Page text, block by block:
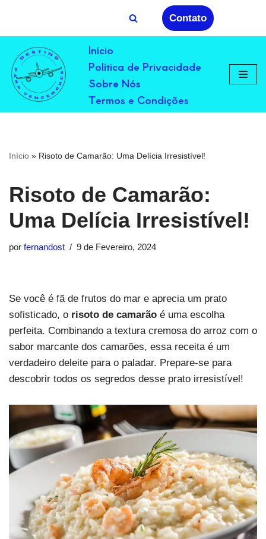
para
o
conteúdo
Contato
Início
Política de Privacidade
Sobre Nós
Termos e Condições
Início » Risoto de Camarão: Uma Delícia Irresistível!
Risoto de Camarão:
Uma Delícia Irresistível!
por fernandost 9 de Fevereiro, 2024
Se você é fã de frutos do mar e aprecia um prato
sofisticado, o risoto de camarão é uma escolha
perfeita. Combinando a textura cremosa do arroz com o
sabor marcante dos camarões, essa receita é um
verdadeiro deleite para o paladar. Prepare-se para
descobrir todos os segredos desse prato irresistível!